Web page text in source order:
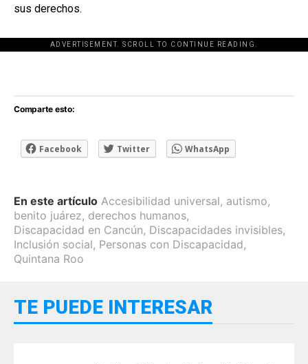
sus derechos.
ADVERTISEMENT. SCROLL TO CONTINUE READING.
[adsforwp id="243463"]
Comparte esto:
Facebook Twitter WhatsApp
En este artículo Accesibilidad universal, autismo,
benito juárez, derechos humanos,
Discapacidad en Cancún, Discapacidades invisibles,
Inclusión social, Personas con Discapacidad,
Quintana Roo
TE PUEDE INTERESAR